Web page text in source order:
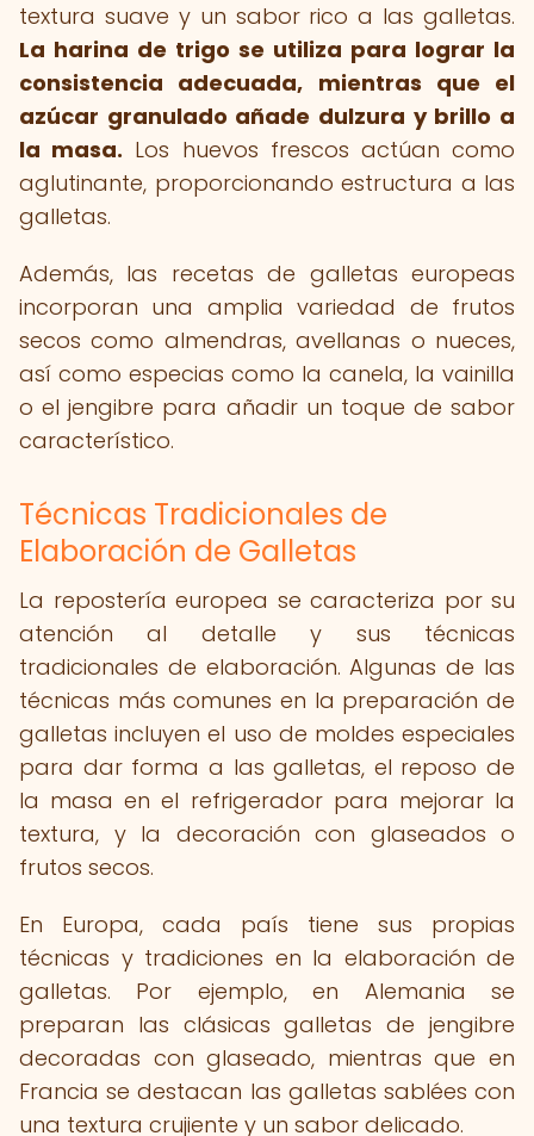
textura suave y un sabor rico a las galletas.
La harina de trigo se utiliza para lograr la
consistencia adecuada, mientras que el
azúcar granulado añade dulzura y brillo a
la masa. Los huevos frescos actúan como
aglutinante, proporcionando estructura a las
galletas.
Además, las recetas de galletas europeas
incorporan una amplia variedad de frutos
secos como almendras, avellanas o nueces,
así como especias como la canela, la vainilla
o el jengibre para añadir un toque de sabor
característico.
Técnicas Tradicionales de
Elaboración de Galletas
La repostería europea se caracteriza por su
atención al detalle y sus técnicas
tradicionales de elaboración. Algunas de las
técnicas más comunes en la preparación de
galletas incluyen el uso de moldes especiales
para dar forma a las galletas, el reposo de
la masa en el refrigerador para mejorar la
textura, y la decoración con glaseados o
frutos secos.
En Europa, cada país tiene sus propias
técnicas y tradiciones en la elaboración de
galletas. Por ejemplo, en Alemania se
preparan las clásicas galletas de jengibre
decoradas con glaseado, mientras que en
Francia se destacan las galletas sablées con
una textura crujiente y un sabor delicado.